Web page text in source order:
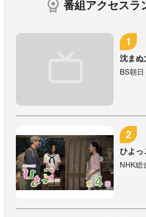
番組アクセスラ
沈まぬ
BS朝
ひよっ
NHK総